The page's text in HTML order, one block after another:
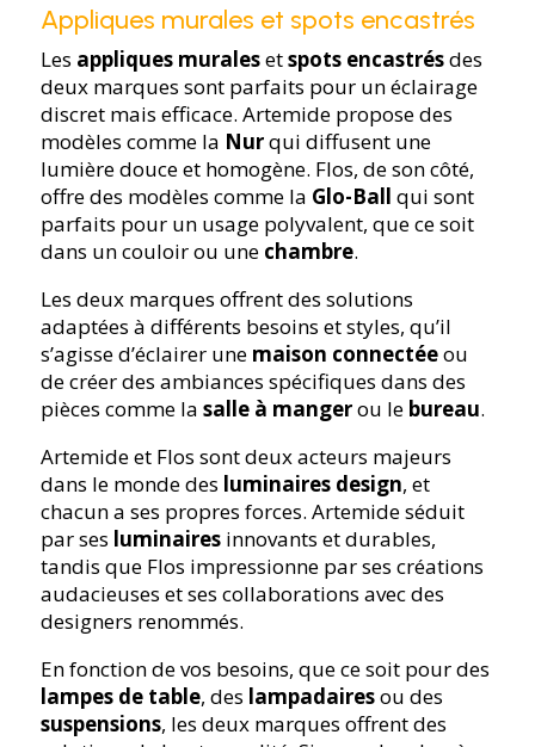
Appliques murales et spots encastrés
Les appliques muralesetspots encastrésdes
deux marques sont parfaits pour un éclairage
discret mais efficace. Artemide propose des
modèles comme la Nurqui diffusent une
lumière douce et homogène. Flos, de son côté,
offre des modèles comme la Glo-Ball qui sont
parfaits pour un usage polyvalent, que ce soit
dans un couloir ou une chambre.
Les deux marques offrent des solutions
adaptées à différents besoins et styles, qu’il
s’agisse d’éclairer une maison connectéeou
de créer des ambiances spécifiques dans des
pièces comme la salle à mangerou le bureau.
Artemide et Flos sont deux acteurs majeurs
dans le monde des luminaires design, et
chacun a ses propres forces. Artemide séduit
par ses luminairesinnovants et durables,
tandis que Flos impressionne par ses créations
audacieuses et ses collaborations avec des
designers renommés.
En fonction de vos besoins, que ce soit pour des
lampes de table, des lampadairesou des
suspensions, les deux marques offrent des